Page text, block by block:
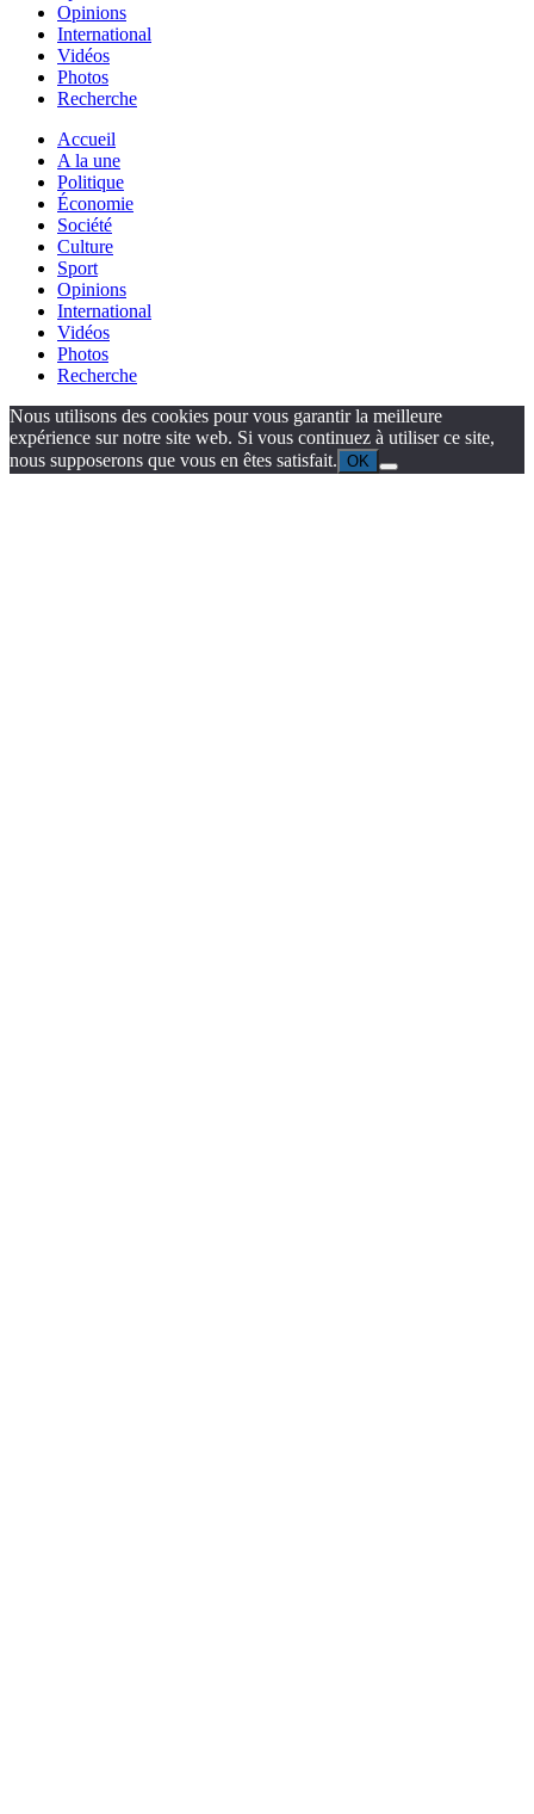
Opinions
International
Vidéos
Photos
Recherche
Accueil
A la une
Politique
Économie
Société
Culture
Sport
Opinions
International
Vidéos
Photos
Recherche
Nous utilisons des cookies pour vous garantir la meilleure
expérience sur notre site web. Si vous continuez à utiliser ce site,
nous supposerons que vous en êtes satisfait. OK